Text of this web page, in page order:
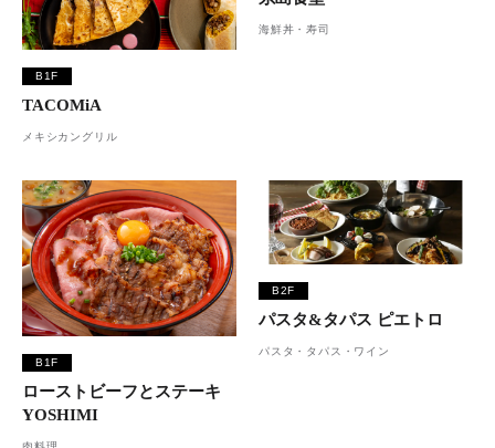
B1F
TACOMiA
メキシカングリル
海鮮丼・寿司
B1F
ローストビーフとステーキ
YOSHIMI
B2F
パスタ&タパス ピエトロ
パスタ・タパス・ワイン